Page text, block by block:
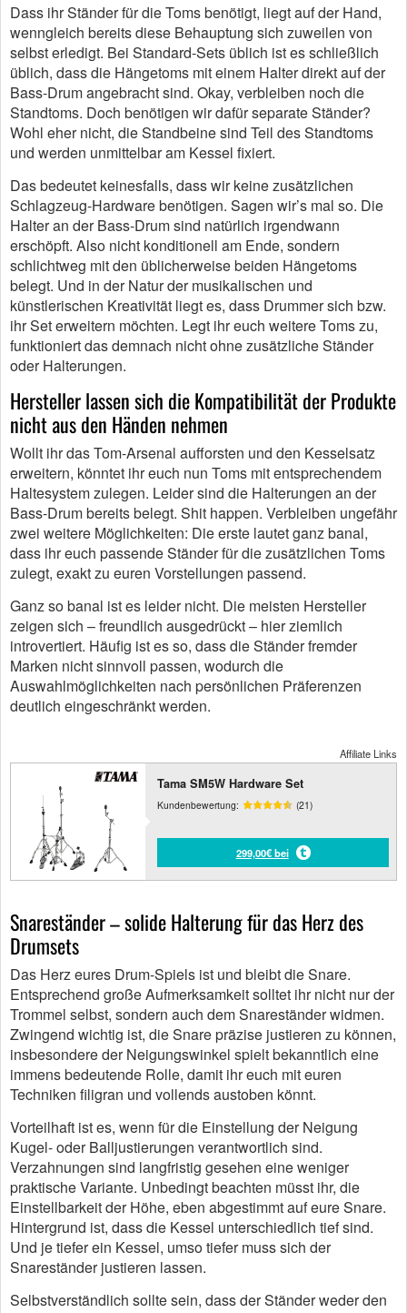
Dass ihr Ständer für die Toms benötigt, liegt auf der Hand,
wenngleich bereits diese Behauptung sich zuweilen von
selbst erledigt. Bei Standard-Sets üblich ist es schließlich
üblich, dass die Hängetoms mit einem Halter direkt auf der
Bass-Drum angebracht sind. Okay, verbleiben noch die
Standtoms. Doch benötigen wir dafür separate Ständer?
Wohl eher nicht, die Standbeine sind Teil des Standtoms
und werden unmittelbar am Kessel fixiert.
Das bedeutet keinesfalls, dass wir keine zusätzlichen
Schlagzeug-Hardware benötigen. Sagen wir’s mal so. Die
Halter an der Bass-Drum sind natürlich irgendwann
erschöpft. Also nicht konditionell am Ende, sondern
schlichtweg mit den üblicherweise beiden Hängetoms
belegt. Und in der Natur der musikalischen und
künstlerischen Kreativität liegt es, dass Drummer sich bzw.
ihr Set erweitern möchten. Legt ihr euch weitere Toms zu,
funktioniert das demnach nicht ohne zusätzliche Ständer
oder Halterungen.
Hersteller lassen sich die Kompatibilität der Produkte
nicht aus den Händen nehmen
Wollt ihr das Tom-Arsenal aufforsten und den Kesselsatz
erweitern, könntet ihr euch nun Toms mit entsprechendem
Haltesystem zulegen. Leider sind die Halterungen an der
Bass-Drum bereits belegt. Shit happen. Verbleiben ungefähr
zwei weitere Möglichkeiten: Die erste lautet ganz banal,
dass ihr euch passende Ständer für die zusätzlichen Toms
zulegt, exakt zu euren Vorstellungen passend.
Ganz so banal ist es leider nicht. Die meisten Hersteller
zeigen sich – freundlich ausgedrückt – hier ziemlich
introvertiert. Häufig ist es so, dass die Ständer fremder
Marken nicht sinnvoll passen, wodurch die
Auswahlmöglichkeiten nach persönlichen Präferenzen
deutlich eingeschränkt werden.
Affiliate Links
Tama SM5W Hardware Set
Kundenbewertung: (21)
299,00€ bei
Snareständer – solide Halterung für das Herz des
Drumsets
Das Herz eures Drum-Spiels ist und bleibt die Snare.
Entsprechend große Aufmerksamkeit solltet ihr nicht nur der
Trommel selbst, sondern auch dem Snareständer widmen.
Zwingend wichtig ist, die Snare präzise justieren zu können,
insbesondere der Neigungswinkel spielt bekanntlich eine
immens bedeutende Rolle, damit ihr euch mit euren
Techniken filigran und vollends austoben könnt.
Vorteilhaft ist es, wenn für die Einstellung der Neigung
Kugel- oder Balljustierungen verantwortlich sind.
Verzahnungen sind langfristig gesehen eine weniger
praktische Variante. Unbedingt beachten müsst ihr, die
Einstellbarkeit der Höhe, eben abgestimmt auf eure Snare.
Hintergrund ist, dass die Kessel unterschiedlich tief sind.
Und je tiefer ein Kessel, umso tiefer muss sich der
Snareständer justieren lassen.
Selbstverständlich sollte sein, dass der Ständer weder den